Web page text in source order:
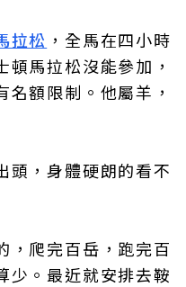
拉松 ，全馬在四小時
馬拉松沒能參加，
額限制。他屬羊，
頭，身體硬朗的看不
，爬完百岳，跑完百
少。最近就安排去鞍